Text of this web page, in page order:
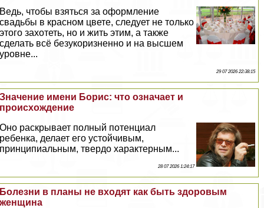
Ведь, чтобы взяться за оформление
свадьбы в красном цвете, следует не только
этого захотеть, но и жить этим, а также
сделать всё безукоризненно и на высшем
уровне...
29 07 2026 22:38:15
Значение имени Борис: что означает и
происхождение
Оно раскрывает полный потенциал
ребенка, делает его устойчивым,
принципиальным, твердо хаpaктерным...
28 07 2026 1:24:17
Болезни в планы не входят как быть здоровым
женщина